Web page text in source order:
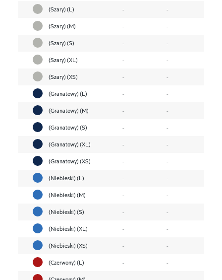
(Szary) (L)
-
-
(Szary) (M)
-
-
(Szary) (S)
-
-
(Szary) (XL)
-
-
(Szary) (XS)
-
-
(Granatowy) (L)
-
-
(Granatowy) (M)
-
-
(Granatowy) (S)
-
-
(Granatowy) (XL)
-
-
(Granatowy) (XS)
-
-
(Niebieski) (L)
-
-
(Niebieski) (M)
-
-
(Niebieski) (S)
-
-
(Niebieski) (XL)
-
-
(Niebieski) (XS)
-
-
(Czerwony) (L)
-
-